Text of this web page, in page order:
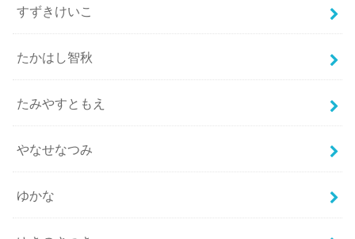
すずきけいこ
たかはし智秋
たみやすともえ
やなせなつみ
ゆかな